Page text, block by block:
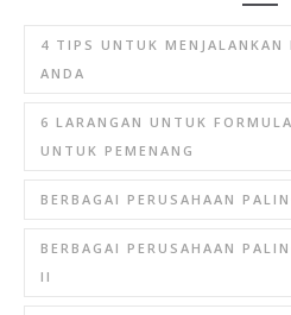
4 TIPS UNTUK MENJALANKAN
ANDA
6 LARANGAN UNTUK
UNTUK PEMENANG
BERBAGAI PERUSAHAAN
BERBAGAI PERUSAHAAN
II